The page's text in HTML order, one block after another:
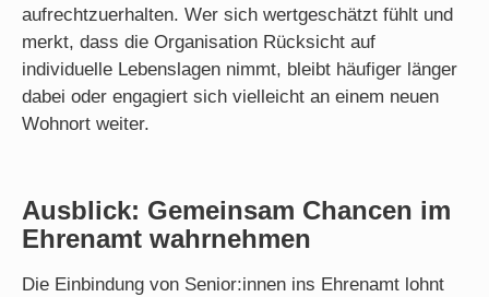
aufrechtzuerhalten. Wer sich wertgeschätzt fühlt und
merkt, dass die Organisation Rücksicht auf
individuelle Lebenslagen nimmt, bleibt häufiger länger
dabei oder engagiert sich vielleicht an einem neuen
Wohnort weiter.
Ausblick: Gemeinsam Chancen im
Ehrenamt wahrnehmen
Die Einbindung von Senior:innen ins Ehrenamt lohnt